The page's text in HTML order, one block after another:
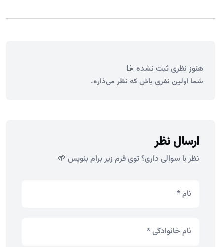
هنوز نظری ثبت نشده 📝
شما اولین نفری باش که نظر می‌ذاره.
ارسال نظر
نظر یا سوالی داری؟ توی فرم زیر برام بنویس 🌱